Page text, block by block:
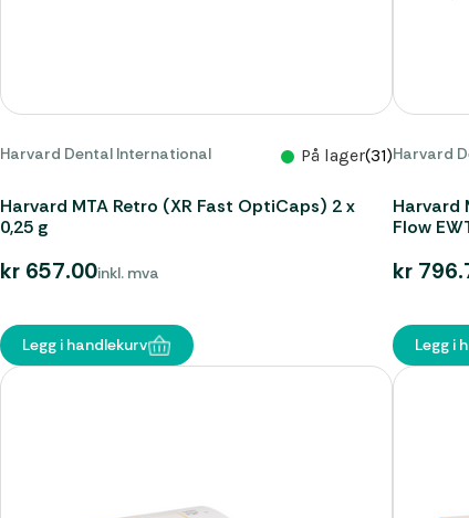
Harvard Dental International På lager(31)
Harvard MTA Retro (XR Fast OptiCaps) 2 x
0,25 g
kr 657.00inkl. mva
Legg i handlekurv
Harvard
Harvard
Flow
kr
Legg i